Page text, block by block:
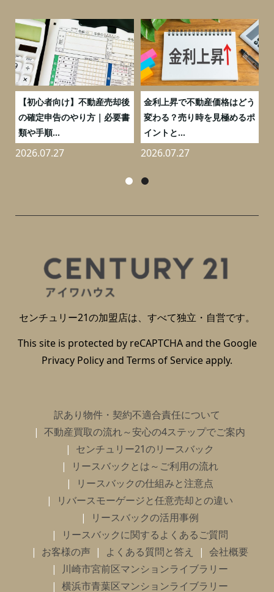
【初心者向け】不動産売却後
の確定申告のやり方｜必要書
類や手順...
2026.07.27
金利上昇で不動産価格はどう
変わる？売り時を見極めるポ
イントと...
2026.07.27
センチュリー21の加盟店は、すべて独立・自営です。
This site is protected by reCAPTCHA and the Google
Privacy Policyand Terms of Serviceapply.
訳あり物件・契約不適合責任について
不動産買取の流れ～安心の4ステップでご案内
センチュリー21のリースバック
リースバックとは～ご利用の流れ
リースバックの仕組みと注意点
リバースモーゲージと任意売却との違い
リースバックの活用事例
リースバックに関するよくあるご質問
お客様の声
よくある質問と答え
会社概要
川崎市宮前区マンションライブラリー
横浜市青葉区マンションライブラリー